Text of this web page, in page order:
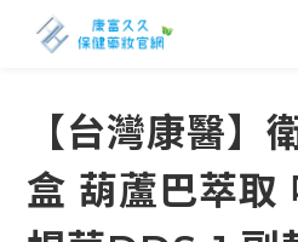
【台灣康醫】
盒 葫蘆巴萃取